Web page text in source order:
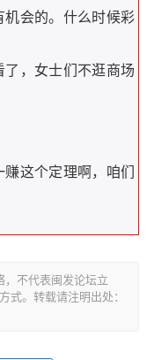
机会的。什么时候彩
，女士们不逛商场
这个定理啊，咱们
，不代表闽发论坛立
式。转载请注明出处：